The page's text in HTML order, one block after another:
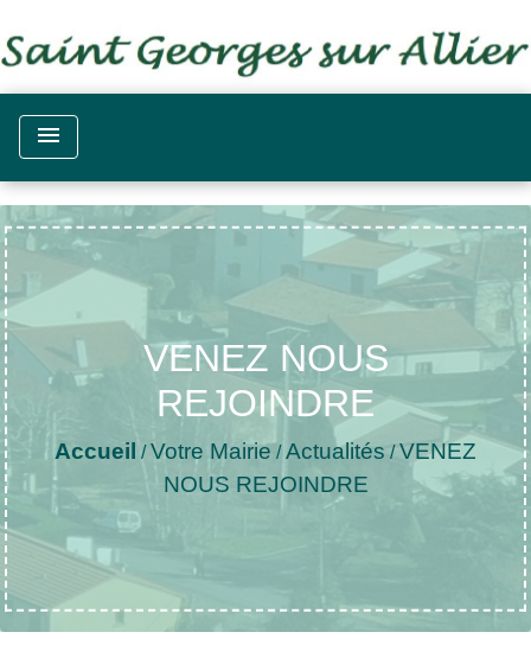
menu
VENEZ NOUS
REJOINDRE
Accueil /Votre Mairie /Actualités /VENEZ
NOUS REJOINDRE